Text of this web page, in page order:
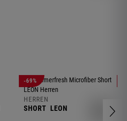
-69%
HERREN
SHORT LEON